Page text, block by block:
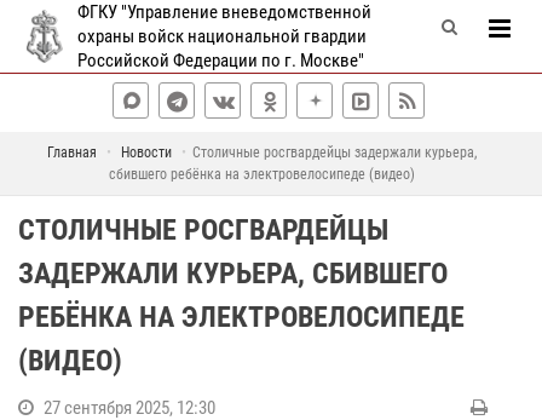
ФГКУ "Управление вневедомственной
охраны войск национальной гвардии
Российской Федерации по г. Москве"
Главная Новости
Столичные росгвардейцы задержали курьера,
сбившего ребёнка на электровелосипеде (видео)
СТОЛИЧНЫЕ РОСГВАРДЕЙЦЫ
ЗАДЕРЖАЛИ КУРЬЕРА, СБИВШЕГО
РЕБЁНКА НА ЭЛЕКТРОВЕЛОСИПЕДЕ
(ВИДЕО)
27 сентября 2025, 12:30